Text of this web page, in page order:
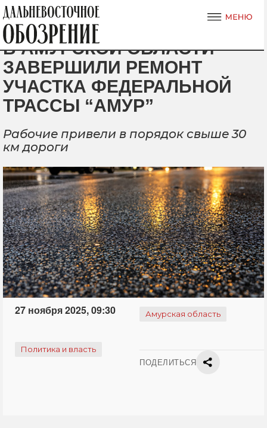
В АМУРСКОЙ ОБЛАСТИ
ЗАВЕРШИЛИ РЕМОНТ
УЧАСТКА ФЕДЕРАЛЬНОЙ
ТРАССЫ “АМУР”
Рабочие привели в порядок свыше 30
км дороги
27 ноября 2025, 09:30 Амурская область
Политика и власть
ПОДЕЛИТЬСЯ